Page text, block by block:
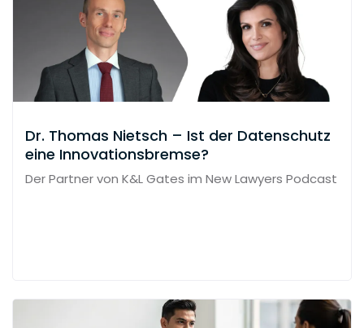
Dr. Thomas Nietsch – Ist der Datenschutz
eine Innovationsbremse?
Der Partner von K&L Gates im New Lawyers Podcast